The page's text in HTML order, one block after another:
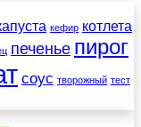
кефир котлета
печенье пирог
соус творожный тест